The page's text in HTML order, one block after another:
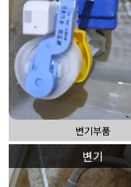
변기부품
변기